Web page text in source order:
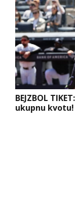
BEJZBOL
ukupnu kvotu!